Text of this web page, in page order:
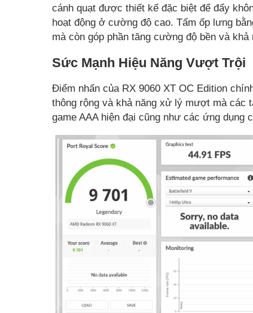
cánh quạt được thiết kế đặc biệt để đẩy
hoạt động ở cường độ cao. Tấm ốp lưng
mà còn góp phần tăng cường độ bền và
Sức Mạnh Hiệu Năng Vượt Trội
Điểm nhấn của RX 9060 XT OC Edition
thông rộng và khả năng xử lý mượt mà các
game AAA hiện đại cũng như các ứng dụng